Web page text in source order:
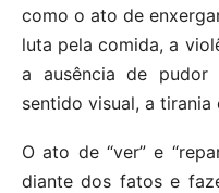
como o ato de
luta pela comida, a
a ausência de pudor
sentido visual, a tirania
O ato de “ver” e
diante dos fatos e